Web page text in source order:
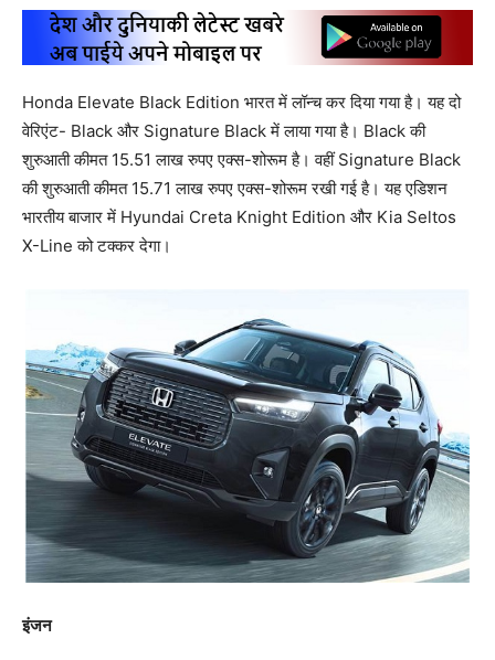
Honda Elevate Black Edition भारत में लॉन्च कर दिया गया है। यह दो
वेरिएंट- Black और Signature Black में लाया गया है। Black की
शुरुआती कीमत 15.51 लाख रुपए एक्स-शोरूम है। वहीं Signature Black
की शुरुआती कीमत 15.71 लाख रुपए एक्स-शोरूम रखी गई है। यह एडिशन
भारतीय बाजार में Hyundai Creta Knight Edition और Kia Seltos
X-Line को टक्कर देगा।
इंजन